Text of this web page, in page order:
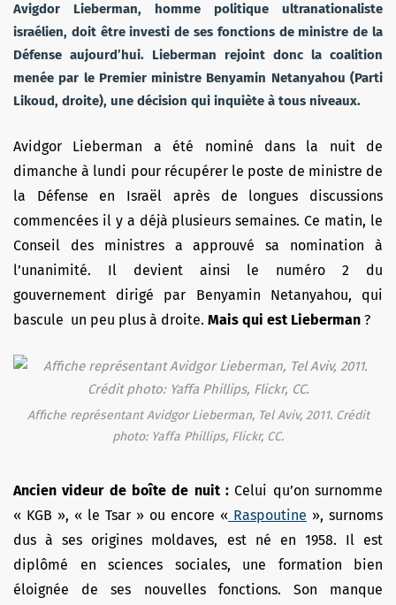
Avigdor Lieberman, homme politique ultranationaliste
israélien, doit être investi de ses fonctions de ministre de la
Défense aujourd’hui. Lieberman rejoint donc la coalition
menée par le Premier ministre Benyamin Netanyahou (Parti
Likoud, droite), une décision qui inquiète à tous niveaux.
Avidgor Lieberman a été nominé dans la nuit de
dimanche à lundi pour récupérer le poste de ministre de
la Défense en Israël après de longues discussions
commencées il y a déjà plusieurs semaines. Ce matin, le
Conseil des ministres a approuvé sa nomination à
l’unanimité. Il devient ainsi le numéro 2 du
gouvernement dirigé par Benyamin Netanyahou, qui
bascule un peu plus à droite. Mais qui est Lieberman ?
Affiche représentant Avidgor Lieberman, Tel Aviv, 2011. Crédit
photo: Yaffa Phillips, Flickr, CC.
Ancien videur de boîte de nuit :Celui qu’on surnomme
« KGB », « le Tsar » ou encore « Raspoutine », surnoms
dus à ses origines moldaves, est né en 1958. Il est
diplômé en sciences sociales, une formation bien
éloignée de ses nouvelles fonctions. Son manque